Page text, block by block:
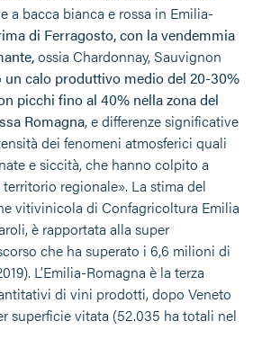
a bacca bianca e rossa in Emilia-
di Ferragosto, con la vendemmia
ossia Chardonnay, Sauvignon
un calo produttivo medio del 20-30%
picchi fino al 40% nella zona del
Romagna, e differenze significative
dei fenomeni atmosferici quali
e siccità, che hanno colpito a
regionale». La stima del
vitivinicola di Confagricoltura Emilia
è rapportata alla super
che ha superato i 6,6 milioni di
L’Emilia-Romagna è la terza
di vini prodotti, dopo Veneto
superficie vitata (52.035 ha totali nel